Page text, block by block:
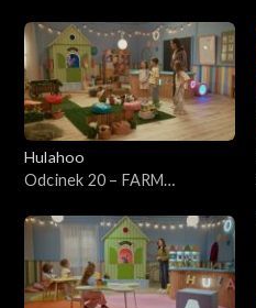
Hulahoo
Hulahoo
Odcinek 20 – FARM
farmie